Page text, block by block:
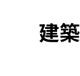
建築